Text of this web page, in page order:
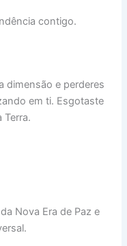
contigo.
dimensão e perderes
em ti. Esgotaste
Terra.
Nova Era de Paz e